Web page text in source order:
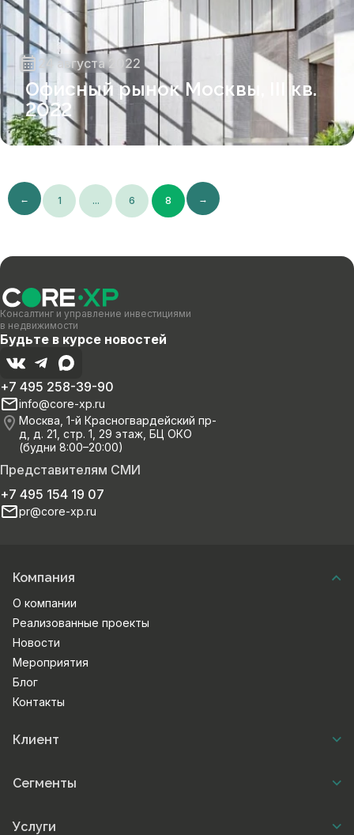
24 августа 2022
Офисный рынок Москвы, III кв.
2022
← 1 ... 6 8 →
Консалтинг и управление инвестициями
в недвижимости
Будьте в курсе новостей
Представителям СМИ
+7 495 154 19 07
pr@core-xp.ru
+7 495 258-39-90
info@core-xp.ru
Москва, 1-й Красногвардейский пр-
д, д. 21, стр. 1, 29 этаж, БЦ ОКО
(будни 8:00–20:00)
Компания
О компании
Реализованные проекты
Новости
Мероприятия
Блог
Контакты
Клиент
Сегменты
Услуги